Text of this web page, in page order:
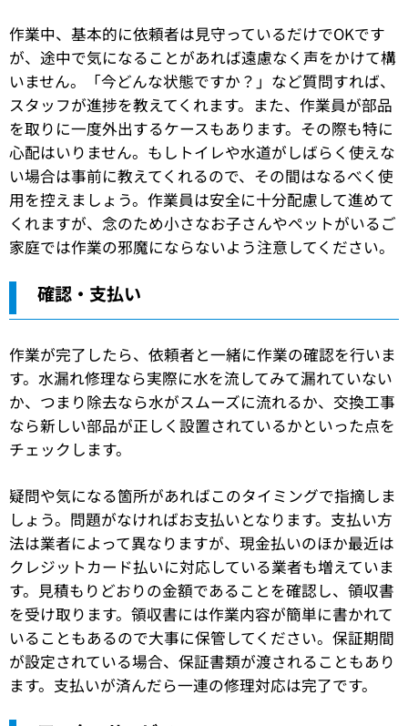
作業中、基本的に依頼者は見守っているだけでOKです
が、途中で気になることがあれば遠慮なく声をかけて構
いません。「今どんな状態ですか？」など質問すれば、
スタッフが進捗を教えてくれます。また、作業員が部品
を取りに一度外出するケースもあります。その際も特に
心配はいりません。もしトイレや水道がしばらく使えな
い場合は事前に教えてくれるので、その間はなるべく使
用を控えましょう。作業員は安全に十分配慮して進めて
くれますが、念のため小さなお子さんやペットがいるご
家庭では作業の邪魔にならないよう注意してください。
確認・支払い
作業が完了したら、依頼者と一緒に作業の確認を行いま
す。水漏れ修理なら実際に水を流してみて漏れていない
か、つまり除去なら水がスムーズに流れるか、交換工事
なら新しい部品が正しく設置されているかといった点を
チェックします。
疑問や気になる箇所があればこのタイミングで指摘しま
しょう。問題がなければお支払いとなります。支払い方
法は業者によって異なりますが、現金払いのほか最近は
クレジットカード払いに対応している業者も増えていま
す。見積もりどおりの金額であることを確認し、領収書
を受け取ります。領収書には作業内容が簡単に書かれて
いることもあるので大事に保管してください。保証期間
が設定されている場合、保証書類が渡されることもあり
ます。支払いが済んだら一連の修理対応は完了です。